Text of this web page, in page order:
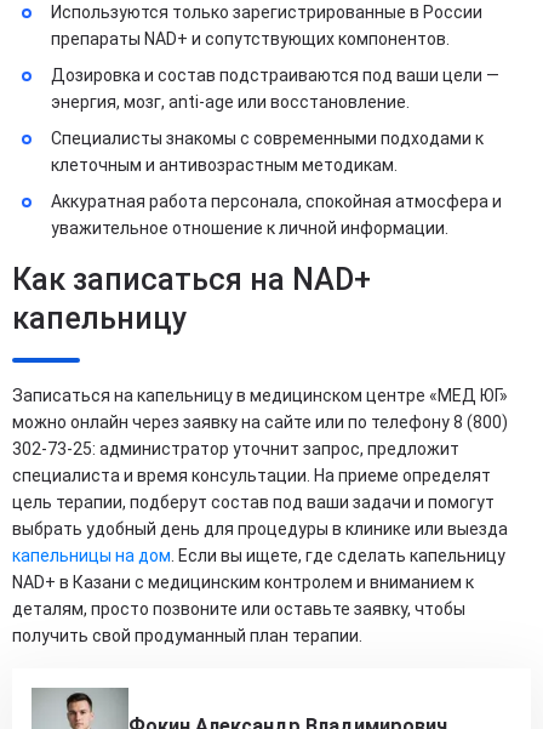
Используются только зарегистрированные в России
препараты NAD+ и сопутствующих компонентов.
Дозировка и состав подстраиваются под ваши цели —
энергия, мозг, anti-age или восстановление.
Специалисты знакомы с современными подходами к
клеточным и антивозрастным методикам.
Аккуратная работа персонала, спокойная атмосфера и
уважительное отношение к личной информации.
Как записаться на NAD+
капельницу
Записаться на капельницу в медицинском центре «МЕД ЮГ»
можно онлайн через заявку на сайте или по телефону 8 (800)
302-73-25: администратор уточнит запрос, предложит
специалиста и время консультации. На приеме определят
цель терапии, подберут состав под ваши задачи и помогут
выбрать удобный день для процедуры в клинике или выезда
капельницы на дом . Если вы ищете, где сделать капельницу
NAD+ в Казани с медицинским контролем и вниманием к
деталям, просто позвоните или оставьте заявку, чтобы
получить свой продуманный план терапии.